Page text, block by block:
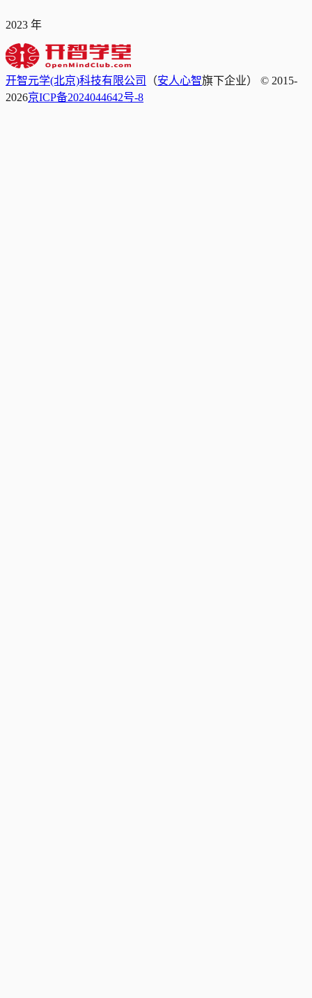
2023 年
开智元学(北京)科技有限公司 （安人心智旗下企业） © 2015-
2026京ICP备2024044642号-8